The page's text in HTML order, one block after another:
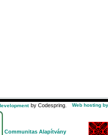
by Codespring. Web hosting
Communitas Alapítvány